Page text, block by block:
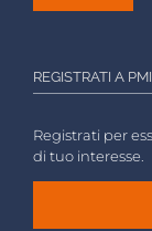
REGISTRATI A
Registrati per
di tuo interesse.